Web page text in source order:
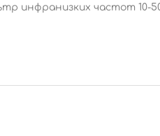
инфранизких частот 10-